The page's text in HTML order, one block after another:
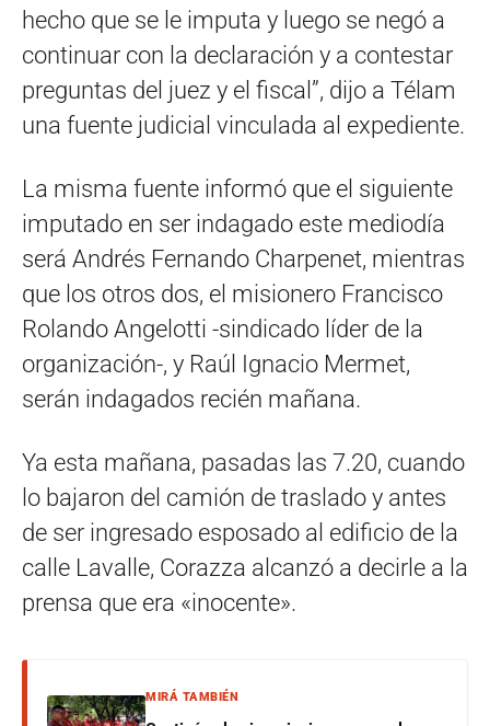
hecho que se le imputa y luego se negó a
continuar con la declaración y a contestar
preguntas del juez y el fiscal”, dijo a Télam
una fuente judicial vinculada al expediente.
La misma fuente informó que el siguiente
imputado en ser indagado este mediodía
será Andrés Fernando Charpenet, mientras
que los otros dos, el misionero Francisco
Rolando Angelotti -sindicado líder de la
organización-, y Raúl Ignacio Mermet,
serán indagados recién mañana.
Ya esta mañana, pasadas las 7.20, cuando
lo bajaron del camión de traslado y antes
de ser ingresado esposado al edificio de la
calle Lavalle, Corazza alcanzó a decirle a la
prensa que era «inocente».
MIRÁ TAMBIÉN